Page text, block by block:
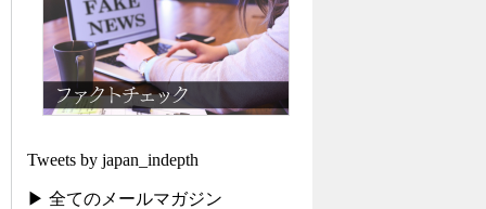
Tweets by japan_indepth
▶ 全てのメールマガジン